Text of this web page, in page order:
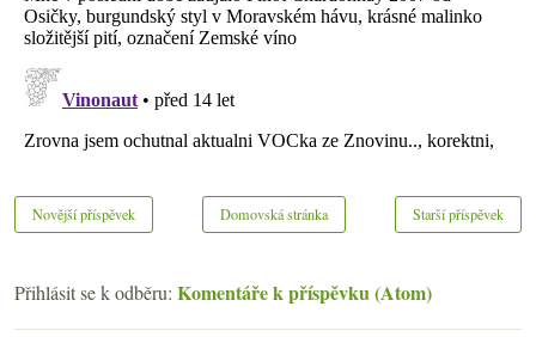
Novější příspěvek Starší příspěvek
Domovská stránka
Přihlásit se k odběru: Komentáře k příspěvku (Atom)